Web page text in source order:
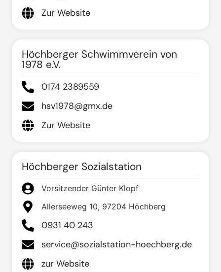
Zur Website
Höchberger Schwimmverein von
1978 e.V.
0174 2389559
hsv1978@gmx.de
Zur Website
Höchberger Sozialstation
Vorsitzender Günter Klopf
Allerseeweg 10, 97204 Höchberg
0931 40 243
service@sozialstation-hoechberg.de
zur Website